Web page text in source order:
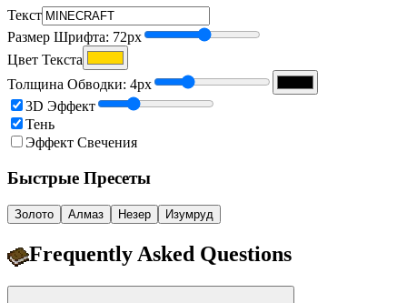
Текст
Размер Шрифта: 72px
Цвет Текста
Толщина Обводки: 4px
3D Эффект
Тень
Эффект Свечения
Быстрые Пресеты
Золото Алмаз Незер Изумруд
Frequently Asked Questions